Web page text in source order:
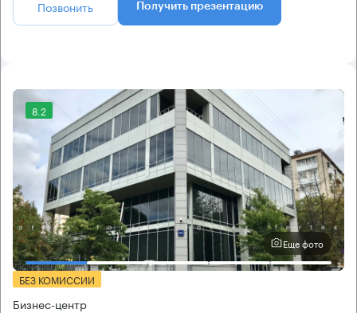
Позвонить Получить презентацию
8.2
Еще фото
БЕЗ КОМИССИИ
Бизнес-центр